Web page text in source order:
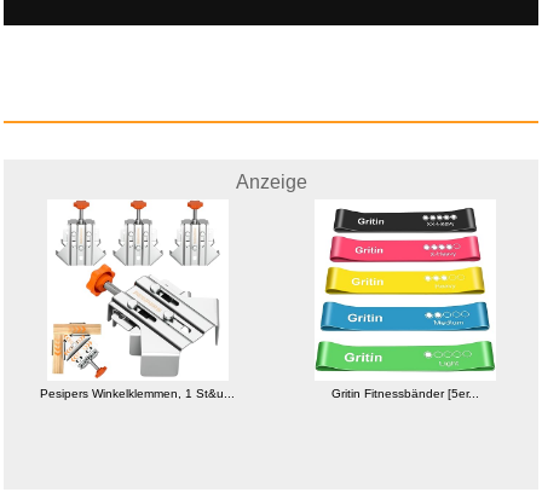
VTech KidiZoom Smart Watch
Anzeige
Pesipers Winkelklemmen, 1 St&u... Gritin Fitnessbänder [5er...